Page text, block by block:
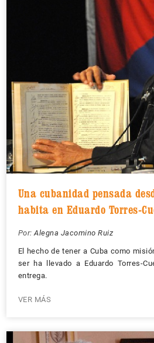
Una cubanidad pensada
habita en Eduardo Torres-
Por: Alegna Jacomino Ruiz
El hecho de tener a Cuba como
ser ha llevado a Eduardo Torres-
entrega.
VER MÁS